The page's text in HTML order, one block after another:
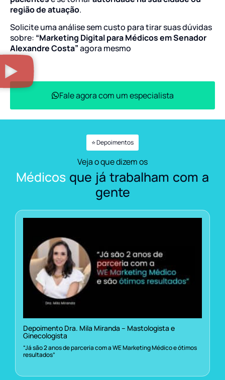
região de atuação.
Solicite uma análise sem custo para tirar suas dúvidas
sobre: “Marketing Digital para Médicos em Senador
Alexandre Costa”agora mesmo
Fale agora com um especialista
⭐ Depoimentos
Veja o que dizem os
Médicos que já trabalham com a
gente
Depoimento Dra. Mila Miranda – Mastologista e
Ginecologista
“Já são 2 anos de parceria com a WE Marketing Médico e ótimos
resultados”